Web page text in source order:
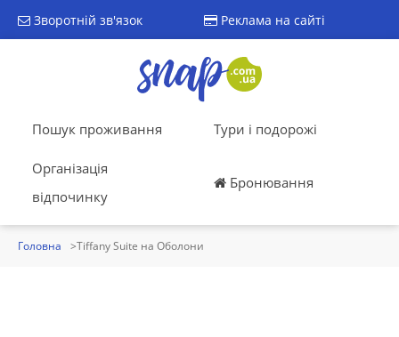
Зворотній зв'язок Реклама на сайті
Пошук проживання Тури і подорожі
Організація
відпочинку
Бронювання
Головна Tiffany Suite на Оболони